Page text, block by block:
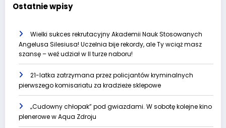
Ostatnie wpisy
Wielki sukces rekrutacyjny Akademii Nauk Stosowanych
Angelusa Silesiusa! Uczelnia bije rekordy, ale Ty wciąż masz
szansę – weź udział w II turze naboru!
21-latka zatrzymana przez policjantów kryminalnych
pierwszego komisariatu za kradzieże sklepowe
„Cudowny chłopak” pod gwiazdami. W sobotę kolejne kino
plenerowe w Aqua Zdroju